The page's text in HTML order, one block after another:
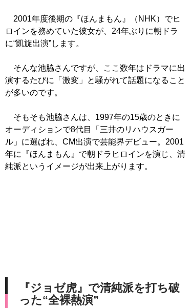
2001年度後期の『ほんまもん』（NHK）でヒ
ロインを務めていた彼女が、24年ぶりに朝ドラ
に“凱旋出演”します。
そんな池脇さんですが、ここ数年はドラマに出
演するたびに「激変」と騒がれて話題になること
が多いのです。
そもそも池脇さんは、1997年の15歳のときに
オーディションで8代目「三井のリハウスガー
ル」に選ばれ、CM出演で芸能界デビュー。2001
年に『ほんまもん』で朝ドラヒロインを演じ、清
純派というイメージが出来上がります。
『ジョゼ虎』で清純派を打ち破
った“全裸熱演”